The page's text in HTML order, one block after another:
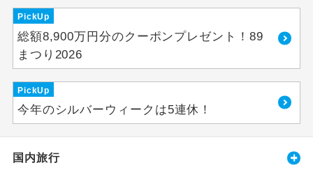
PickUp
総額8,900万円分のクーポンプレゼント！89
まつり2026
PickUp
今年のシルバーウィークは5連休！
国内旅行